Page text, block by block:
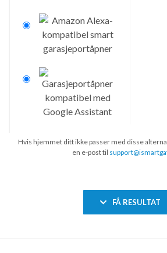
Hvis hjemmet ditt ikke passer med disse
en e-post til
FÅ RESULTAT